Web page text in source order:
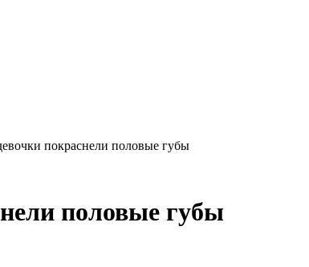
покраснели половые губы
половые губы